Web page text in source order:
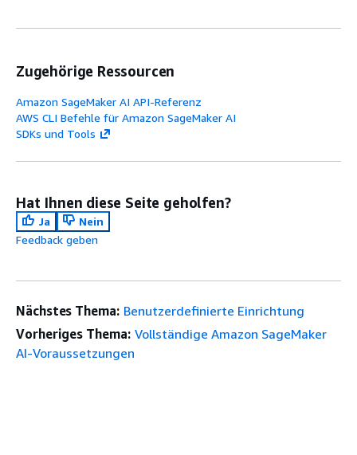
Zugehörige Ressourcen
Amazon SageMaker AI API-Referenz
AWS CLI Befehle für Amazon SageMaker AI
SDKs und Tools
Hat Ihnen diese Seite geholfen?
Ja
Nein
Feedback geben
Nächstes Thema: Benutzerdefinierte Einrichtung
Vorheriges Thema: Vollständige Amazon SageMaker
AI-Voraussetzungen